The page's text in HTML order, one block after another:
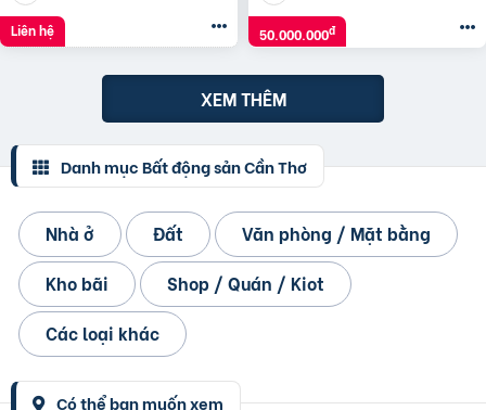
Liên hệ 50.000.000đ
XEM THÊM
Danh mục Bất động sản Cần Thơ
Nhà ở Đất
Văn phòng / Mặt bằng
Kho bãi
Shop / Quán / Kiot
Các loại khác
Có thể bạn muốn xem